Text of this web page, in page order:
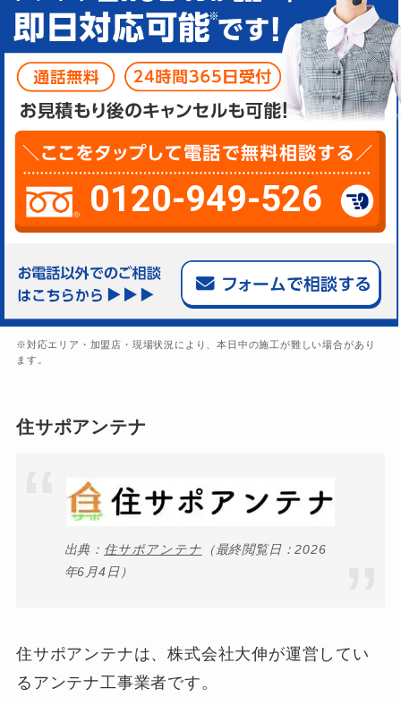
0120-949-526
※対応エリア・加盟店・現場状況により、本日中の施工が難しい場合があり
ます。
住サポアンテナ
出典： 住サポアンテナ （最終閲覧日：2026
年6月4日）
住サポアンテナは、株式会社大伸が運営してい
るアンテナ工事業者です。